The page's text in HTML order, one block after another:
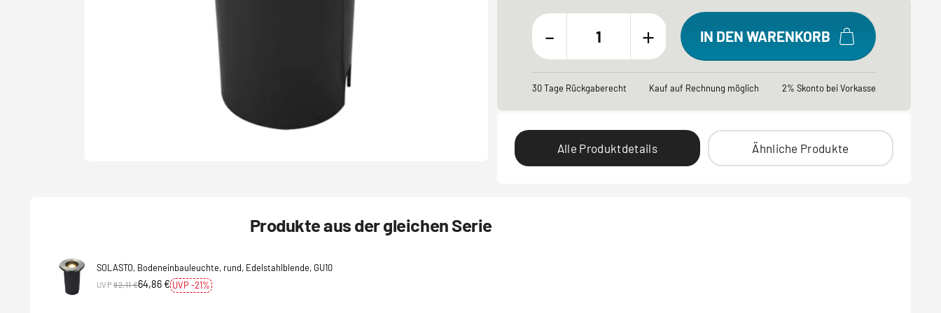
- + IN DEN WARENKORB
30 Tage Rückgaberecht Kauf auf Rechnung möglich 2% Skonto bei Vorkasse
Alle Produktdetails Ähnliche Produkte
Produkte aus der gleichen Serie
SOLASTO, Bodeneinbauleuchte, rund, Edelstahlblende, GU10
64,86 € UVP -21%
UVP 82,11 €